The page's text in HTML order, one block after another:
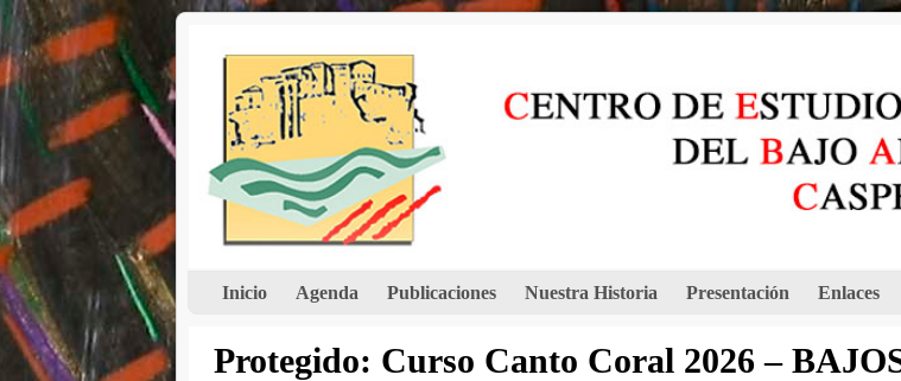
Inicio Agenda Publicaciones Nuestra Historia Presentación Enlaces
Protegido: Curso Canto Coral 2026 –